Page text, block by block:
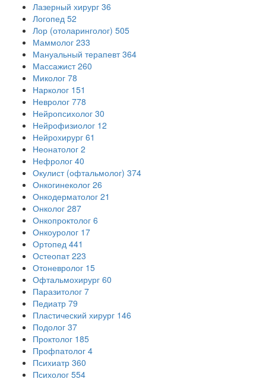
Лазерный хирург 36
Логопед 52
Лор (отоларинголог) 505
Маммолог 233
Мануальный терапевт 364
Массажист 260
Миколог 78
Нарколог 151
Невролог 778
Нейропсихолог 30
Нейрофизиолог 12
Нейрохирург 61
Неонатолог 2
Нефролог 40
Окулист (офтальмолог) 374
Онкогинеколог 26
Онкодерматолог 21
Онколог 287
Онкопроктолог 6
Онкоуролог 17
Ортопед 441
Остеопат 223
Отоневролог 15
Офтальмохирург 60
Паразитолог 7
Педиатр 79
Пластический хирург 146
Подолог 37
Проктолог 185
Профпатолог 4
Психиатр 360
Психолог 554